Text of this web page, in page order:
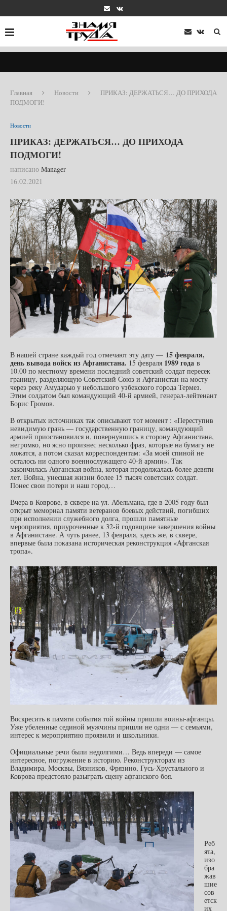
Главная Новости
ПРИКАЗ: ДЕРЖАТЬСЯ… ДО ПРИХОДА
ПОДМОГИ!
Новости
ПРИКАЗ: ДЕРЖАТЬСЯ… ДО ПРИХОДА
ПОДМОГИ!
написано Manager
16.02.2021
В нашей стране каждый год отмечают эту дату — 15 февраля,
день вывода войск из Афганистана. 15 февраля 1989 года в
10.00 по местному времени последний советский солдат пересек
границу, разделяющую Советский Союз и Афганистан на мосту
через реку Амударью у небольшого узбекского города Термез.
Этим солдатом был командующий 40-й армией, генерал-лейтенант
Борис Громов.
В открытых источниках так описывают тот момент : «Переступив
невидимую грань — государственную границу, командующий
армией приостановился и, повернувшись в сторону Афганистана,
негромко, но ясно произнес несколько фраз, которые на бумагу не
ложатся, а потом сказал корреспондентам: «За моей спиной не
осталось ни одного военнослужащего 40-й армии». Так
закончилась Афганская война, которая продолжалась более девяти
лет. Война, унесшая жизни более 15 тысяч советских солдат.
Понес свои потери и наш город…
Вчера в Коврове, в сквере на ул. Абельмана, где в 2005 году был
открыт мемориал памяти ветеранов боевых действий, погибших
при исполнении служебного долга, прошли памятные
мероприятия, приуроченные к 32-й годовщине завершения войны
в Афганистане. А чуть ранее, 13 февраля, здесь же, в сквере,
впервые была показана историческая реконструкция «Афганская
тропа».
Воскресить в памяти события той войны пришли воины-афганцы.
Уже убеленные сединой мужчины пришли не одни — с семьями,
интерес к мероприятию проявили и школьники.
Официальные речи были недолгими… Ведь впереди — самое
интересное, погружение в историю. Реконструкторам из
Владимира, Москвы, Вязников, Фрязино, Гусь-Хрустального и
Коврова предстояло разыграть сцену афганского боя.
Реб
ята,
изо
бра
жав
шие
сов
етск
их